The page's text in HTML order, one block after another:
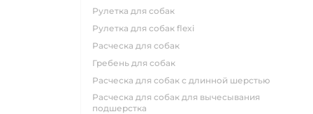
рулетка для собак
рулетка для собак flexi
расческа для собак
гребень для собак
расческа для собак с длинной шерстью
расческа для собак для вычесывания
подшерстка